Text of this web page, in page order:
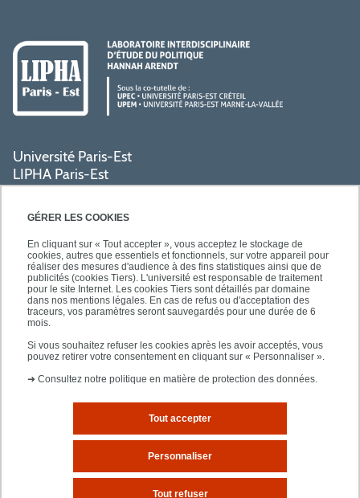
GÉRER LES COOKIES
En cliquant sur « Tout accepter », vous acceptez le stockage de
cookies, autres que essentiels et fonctionnels, sur votre appareil pour
réaliser des mesures d'audience à des fins statistiques ainsi que de
publicités (cookies Tiers). L'université est responsable de traitement
pour le site Internet. Les cookies Tiers sont détaillés par domaine
dans nos mentions légales. En cas de refus ou d'acceptation des
traceurs, vos paramètres seront sauvegardés pour une durée de 6
mois.
Si vous souhaitez refuser les cookies après les avoir acceptés, vous
pouvez retirer votre consentement en cliquant sur « Personnaliser ».
➜ Consultez notre politique en matière de protection des données.
Tout accepter
Tout refuser
Personnaliser
Université Paris-Est
LIPHA Paris-Est
Campus Centre de Créteil
61, avenue du Général de Gaulle
PRATIQUE
ACCÈS RAPIDES
Plan d'accès
Plan du site